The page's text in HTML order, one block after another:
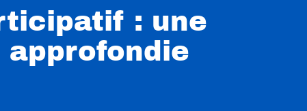
: une
approfondie